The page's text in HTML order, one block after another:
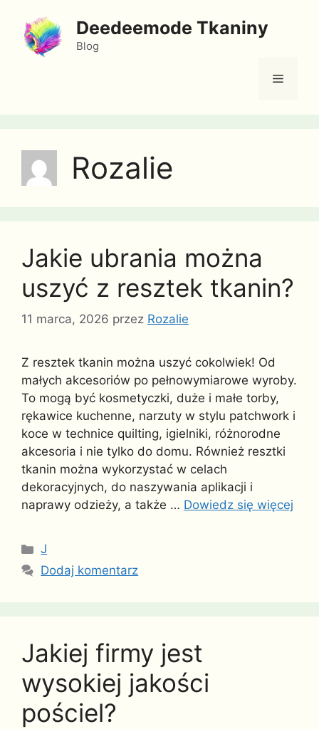
treści
Deedeemode Tkaniny
Blog
Menu
Rozalie
Jakie ubrania można
uszyć z resztek tkanin?
11 marca, 2026 przez Rozalie
Z resztek tkanin można uszyć cokolwiek! Od
małych akcesoriów po pełnowymiarowe wyroby.
To mogą być kosmetyczki, duże i małe torby,
rękawice kuchenne, narzuty w stylu patchwork i
koce w technice quilting, igielniki, różnorodne
akcesoria i nie tylko do domu. Również resztki
tkanin można wykorzystać w celach
dekoracyjnych, do naszywania aplikacji i
naprawy odzieży, a także … Dowiedz się więcej
Kategorie
J
Dodaj komentarz
Jakiej firmy jest
wysokiej jakości
pościel?